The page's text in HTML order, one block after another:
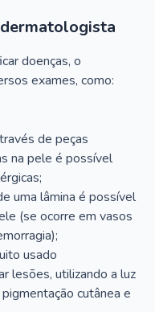
doenças, o
exames, como:
de peças
na pele é possível
uma lâmina é possível
(se ocorre em vasos
usado
lesões, utilizando a luz
cutânea e